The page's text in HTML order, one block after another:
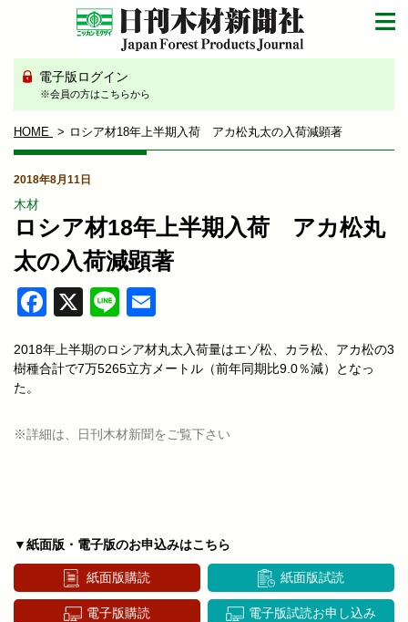
電子版ログイン
※会員の方はこちらから
HOME ロシア材18年上半期入荷 アカ松丸太の入荷減顕著
2018年8月11日
木材
ロシア材18年上半期入荷 アカ松丸
太の入荷減顕著
Facebook
X Line
2018年上半期のロシア材丸太入荷量はエゾ松、カラ松、アカ松の3
樹種合計で7万5265立方メートル（前年同期比9.0％減）となっ
た。
※詳細は、日刊木材新聞をご覧下さい
▼紙面版・電子版のお申込みはこちら
紙面版購読 紙面版試読
電子版購読 電子版試読お申し込み